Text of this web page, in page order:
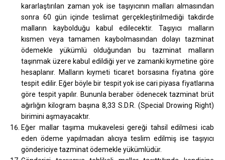
kararlaştırılan zaman yok ise taşıyıcının malları almasından
sonra 60 gün içinde teslimat gerçekleştirilmediği takdirde
malların kaybolduğu kabul edilecektir. Taşıyıcı malların
kısmen veya tamamen kaybolmasından dolayı tazminat
ödemekle yükümlü olduğundan bu tazminat malların
taşınmak üzere kabul edildiği yer ve zamanki kıymetine göre
hesaplanır. Malların kıymeti ticaret borsasına fiyatına göre
tespit edilir. Eğer böyle bir tespit yok ise cari piyasa fiyatlarına
göre tespit yapılır. Bununla beraber ödenecek tazminat brüt
ağırlığın kilogram başına 8,33 S.D.R. (Special Drowing Right)
birimini aşmayacaktır.
Eğer mallar taşıma mukavelesi gereği tahsil edilmesi icab
eden ödeme yapılmadan alıcıya teslim edilmiş ise taşıyıcı
göndericiye tazminat ödemekle yükümlüdür.